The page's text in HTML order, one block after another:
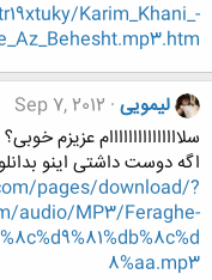
Karim_Khani_-
لیمویی Sep 7, 2012
سلااااااااااااااام عزیزم خوبی؟
اگه دوست داشتی اینو
pages/download/?
audio/MP3/Feraghe-
8%aa.mp3